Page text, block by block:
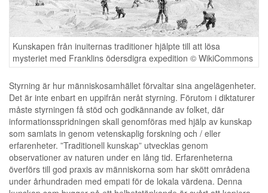
Kunskapen från inuiternas traditioner hjälpte till att lösa
mysteriet med Franklins ödersdigra expedition © WikiCommons
Styrning är hur människosamhället förvaltar sina angelägenheter.
Det är inte enbart en uppifrån neråt styrning. Förutom i diktaturer
måste styrningen få stöd och godkännande av folket, där
informationsspridningen skall genomföras med hjälp av kunskap
som samlats in genom vetenskaplig forskning och / eller
erfarenheter. ”Traditionell kunskap” utvecklas genom
observationer av naturen under en lång tid. Erfarenheterna
överförs till god praxis av människorna som har skött områdena
under århundraden med empati för de lokala värdena. Denna